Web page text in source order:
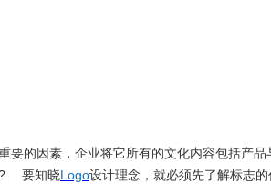
的因素，企业将它所有的文化内容包括产
? 要知晓Logo设计理念，就必须先了解标志